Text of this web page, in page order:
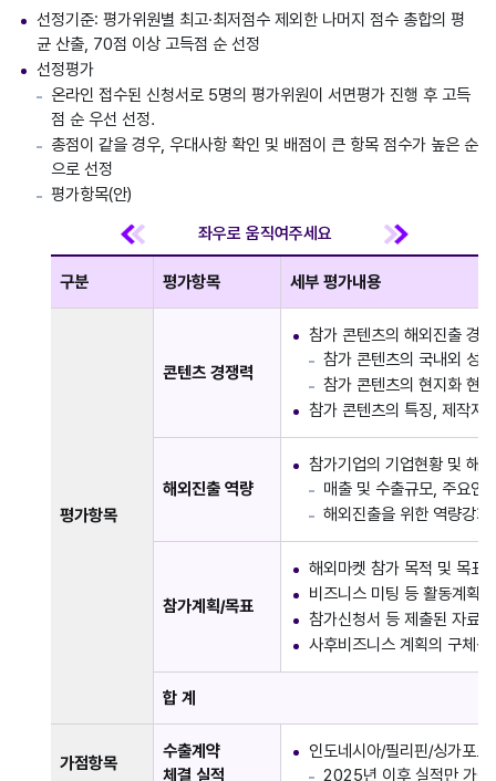
선정기준: 평가위원별 최고·최저점수 제외한 나머지 점수 총합의 평
균 산출, 70점 이상 고득점 순 선정
선정평가
온라인 접수된 신청서로 5명의 평가위원이 서면평가 진행 후 고득
점 순 우선 선정.
총점이 같을 경우, 우대사항 확인 및 배점이 큰 항목 점수가 높은 순
으로 선정
평가항목(안)
구분 평가항목 세부 평가내용
평가항목
콘텐츠 경쟁력
참가 콘텐츠의 해외진출 경
참가 콘텐츠의 국내외 성
참가 콘텐츠의 현지화 현
참가 콘텐츠의 특징, 제작지
해외진출 역량
참가기업의 기업현황 및 해
매출 및 수출규모, 주요인
해외진출을 위한 역량강
참가계획/목표
해외마켓 참가 목적 및 목표
비즈니스 미팅 등 활동계획
참가신청서 등 제출된 자료
사후비즈니스 계획의 구체성
합 계
가점항목
수출계약
체결 실적
인도네시아/필리핀/싱가포
2025년 이후 실적만 가점